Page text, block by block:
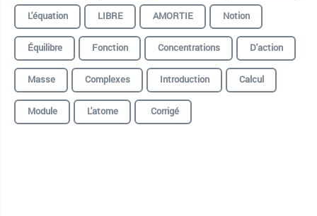
L'équation
LIBRE AMORTIE
Notion
Équilibre
Fonction Concentrations
D'action
Masse
Complexes Introduction
Calcul
Module
L'atome Corrigé